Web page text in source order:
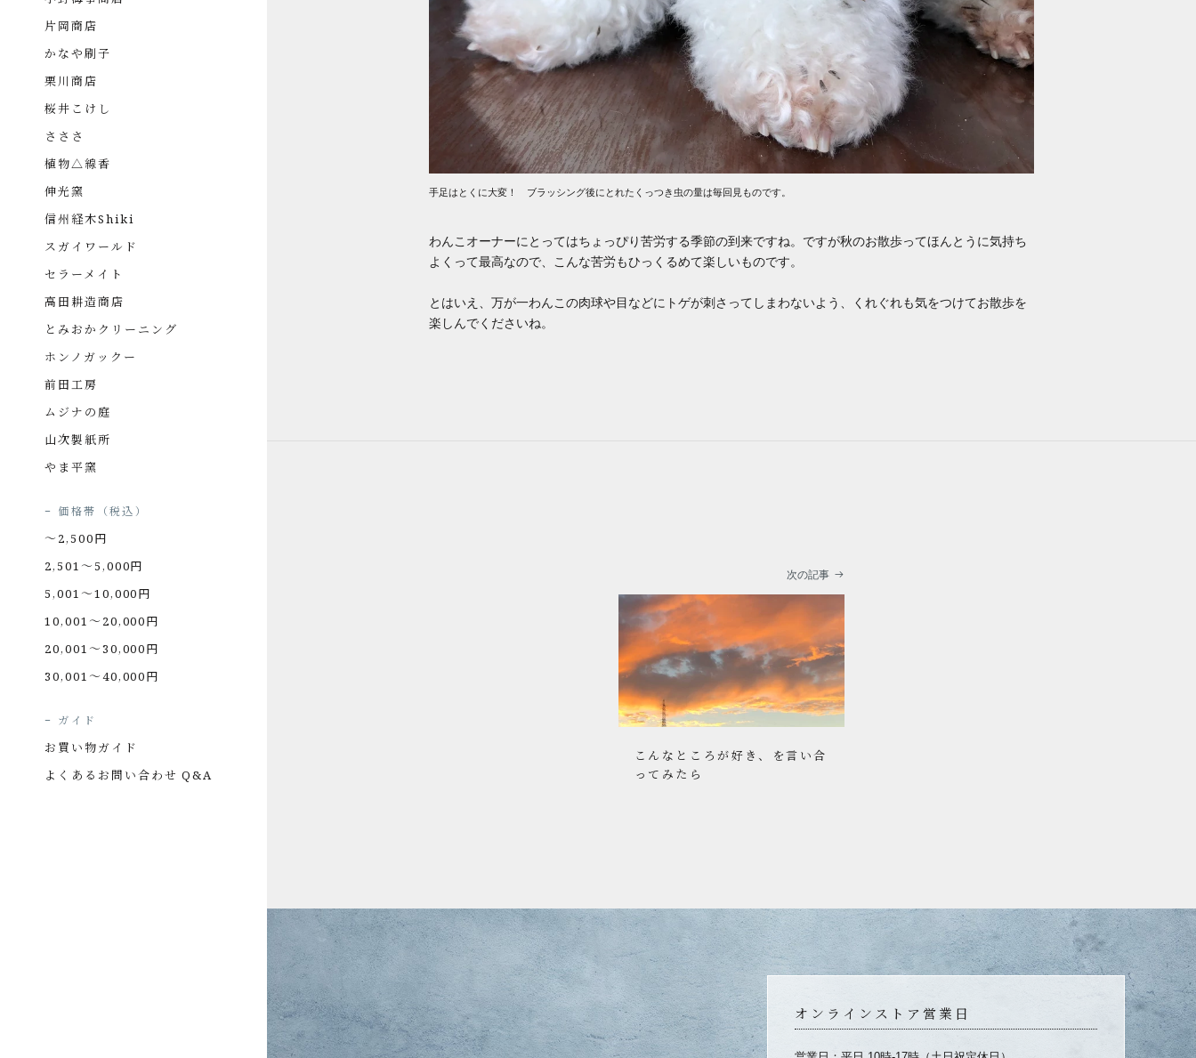
片岡商店
かなや刷子
栗川商店
桜井こけし
さささ
植物△線香
伸光窯
信州経木Shiki
スガイワールド
セラーメイト
高田耕造商店
とみおかクリーニング
ホンノガックー
前田工房
ムジナの庭
山次製紙所
やま平窯
価格帯（税込）
〜2,500円
2,501〜5,000円
5,001〜10,000円
10,001〜20,000円
20,001〜30,000円
30,001〜40,000円
ガイド
お買い物ガイド
よくあるお問い合わせ Q&A
手足はとくに大変！ ブラッシング後にとれたくっつき虫の量は毎回見ものです。
わんこオーナーにとってはちょっぴり苦労する季節の到来ですね。ですが秋のお散歩ってほんとうに気持ち
よくって最高なので、こんな苦労もひっくるめて楽しいものです。
とはいえ、万が一わんこの肉球や目などにトゲが刺さってしまわないよう、くれぐれも気をつけてお散歩を
楽しんでくださいね。
次の記事
こんなところが好き、を言い合
ってみたら
オンラインストア営業日